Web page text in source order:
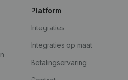
Platform
Integraties
Integraties op maat
Betalingservaring